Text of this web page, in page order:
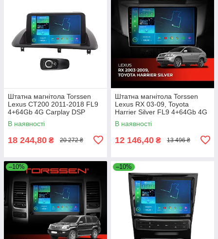
Штатна магнітола Torssen
Lexus CT200 2011-2018 FL9
4+64Gb 4G Carplay DSP
В наявності
18 244,80 ₴ 20 272 ₴
Штатна магнітола Torssen
Lexus RX 03-09, Toyota
Harrier Silver FL9 4+64Gb 4G
Carplay DSP
В наявності
12 146,40 ₴ 13 496 ₴
–10% –10%